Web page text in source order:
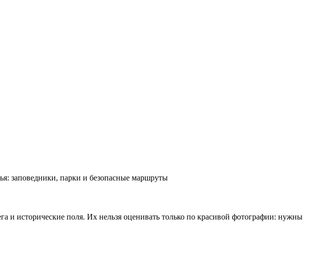
заповедники, парки и безопасные маршруты
и исторические поля. Их нельзя оценивать только по красивой фотографии: нужны